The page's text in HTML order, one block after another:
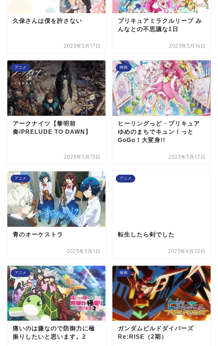
久保さんは僕を許さない
2023年5月17日
プリキュアミラクルリープ み
んなとの不思議な1日
2023年5月16日
アニメ
アークナイツ【黎明前
奏/PRELUDE TO DAWN】
2023年5月13日
映画
ヒーリングっど・プリキュア
ゆめのまちでキュン！っと
GoGo！大変身!!
2023年5月12日
アニメ
青のオーケストラ
2023年5月1日
アニメ
転生したら剣でした
2023年4月20日
アニメ
痛いのは嫌なので防御力に極
振りしたいと思います。2
映画
ガンダムビルドダイバーズ
Re:RISE（2期）